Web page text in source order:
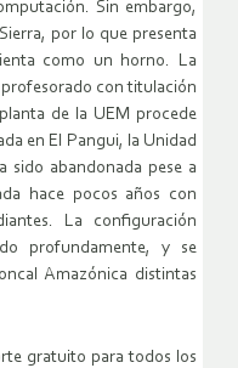
Sin embargo,
por lo que presenta
como un horno. La
con titulación
de la UEM procede
en El Pangui, la Unidad
sido abandonada pese a
hace pocos años con
La configuración
profundamente, y se
Amazónica distintas
gratuito para todos los